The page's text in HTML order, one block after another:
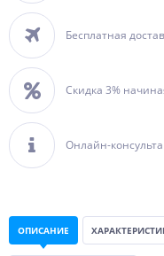
Бесплатная
Скидка 3%
Онлайн-
ОПИСАНИЕ